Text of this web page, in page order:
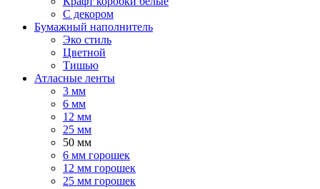
С декором
Бумажный наполнитель
Эко стиль
Цветной
Тишью
Атласные ленты
3 мм
6 мм
12 мм
25 мм
50 мм
6 мм горошек
12 мм горошек
25 мм горошек